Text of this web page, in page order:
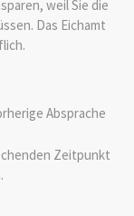
weil Sie die
Das Eichamt
Absprache
Zeitpunkt